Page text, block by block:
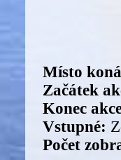
Místo
Začátek
Konec
Vstupné:
Počet